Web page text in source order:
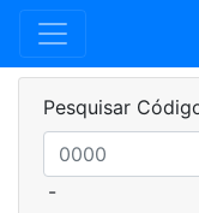
Pesquisar
-